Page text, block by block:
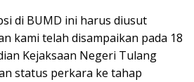
di BUMD ini harus diusut
kami telah disampaikan pada 18
Kejaksaan Negeri Tulang
status perkara ke tahap